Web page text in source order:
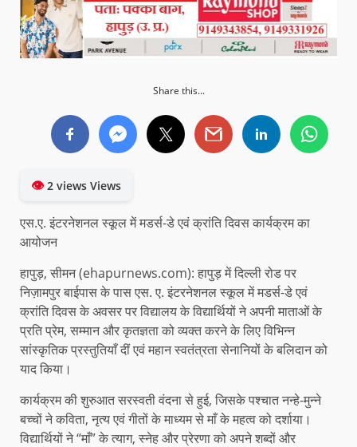
Share this...
👁2 views Views
एस.ए. इंटरनेशनल स्कूल में मडर्स-डे एवं क्रांति दिवस कार्यक्रम का
आयोजन
हापुड़, सीमन (ehapurnews.com): हापुड़ में दिल्ली रोड पर
निज़ामपुर बाईपास के पास एस. ए. इंटरनेशनल स्कूल में मडर्स-डे एवं
क्रांति दिवस के अवसर पर विद्यालय के विद्यार्थियों ने अपनी माताओं के
प्रति प्रेम, सम्मान और कृतज्ञता को व्यक्त करने के लिए विभिन्न
सांस्कृतिक प्रस्तुतियाँ दीं एवं महान स्वतंत्रता सेनानियों के बलिदान को
याद किया।
कार्यक्रम की शुरुआत सरस्वती वंदना से हुई, जिसके पश्चात नन्हे-मुन्ने
बच्चों ने कविता, नृत्य एवं गीतों के माध्यम से माँ के महत्व को दर्शाया।
विद्यार्थियों ने “माँ” के त्याग, स्नेह और प्रेरणा को अपने शब्दों और